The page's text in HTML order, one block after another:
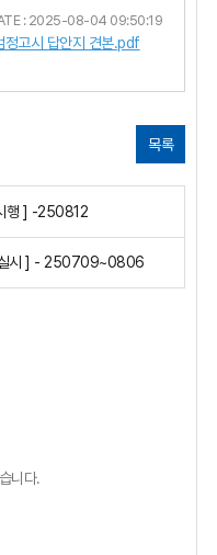
정고시 답안지 견본.pdf
: 2025-08-04 09:50:19
목록
행 ] -250812
실시 ] - 250709~0806
니다.